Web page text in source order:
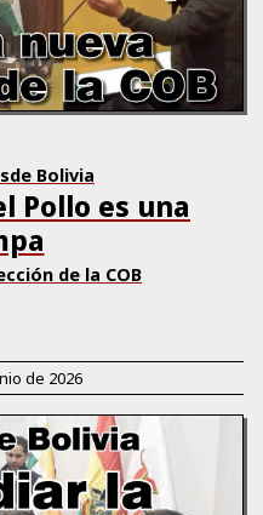
Bolivia
Pollo es una
de la COB
de 2026